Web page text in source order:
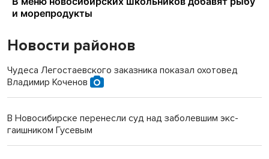
Новости районов
Чудеса Легостаевского заказника показал охотовед
Владимир Коченов
В Новосибирске перенесли суд над заболевшим экс-
гаишником Гусевым